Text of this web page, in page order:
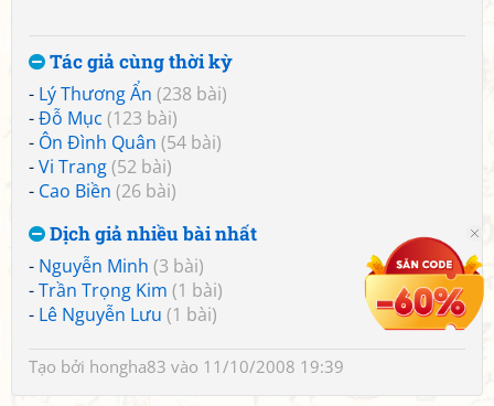
Tác giả cùng thời kỳ
- Lý Thương Ẩn (238 bài)
-Đỗ Mục (123 bài)
- Ôn Đình Quân (54 bài)
-Vi Trang(52 bài)
- Cao Biền (26 bài)
Dịch giả nhiều bài nhất
- Nguyễn Minh (3 bài)
-Trần Trọng Kim (1 bài)
- Lê Nguyễn Lưu (1 bài)
Tạo bởi hongha83 vào 11/10/2008 19:39